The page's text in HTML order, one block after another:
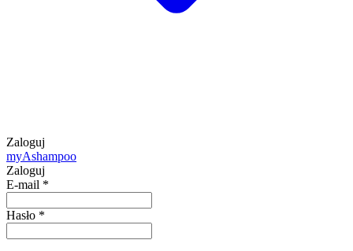
Zaloguj
myAshampoo
Zaloguj
E-mail *
Hasło *